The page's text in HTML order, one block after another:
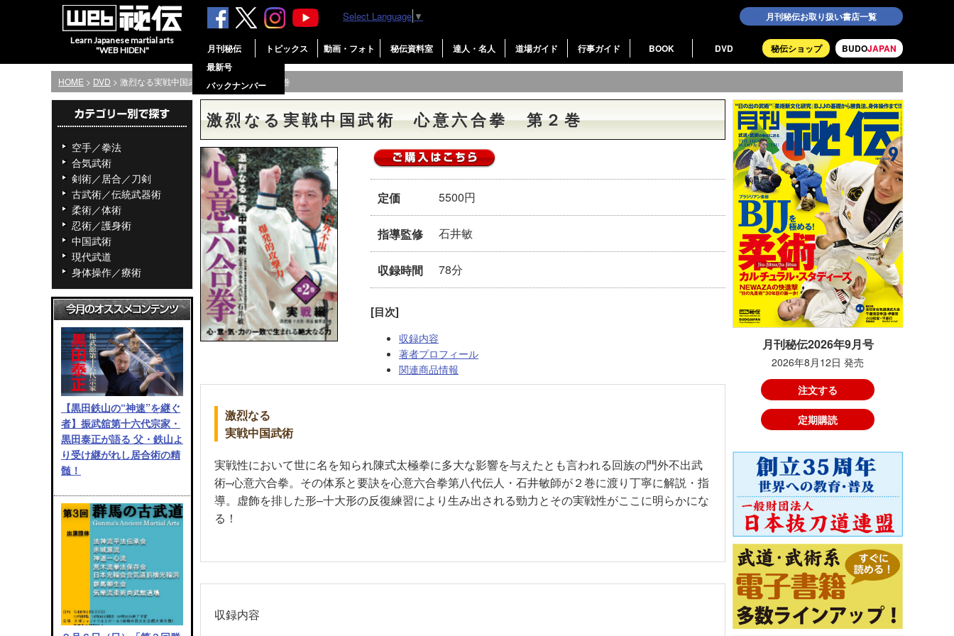
Learn Japanese martial arts
"WEB HIDEN"
月刊秘伝お取り扱い書店一覧
BUDOJAPAN
秘伝ショップ
月刊秘伝
最新号
バックナンバー
トピックス 動画・フォト 秘伝資料室 達人・名人 道場ガイド 行事ガイド BOOK DVD
Select Language ▼
HOME > DVD > 激烈なる実戦中国武術 心意六合拳 第２巻
空手／拳法
合気武術
剣術／居合／刀剣
古武術／伝統武器術
柔術／体術
忍術／護身術
中国武術
現代武道
身体操作／療術
【黒田鉄山の“神速”を継ぐ
者】振武舘第十六代宗家・
黒田泰正が語る 父・鉄山よ
り受け継がれし居合術の精
髄！
激烈なる実戦中国武術 心意六合拳 第２巻
定価 5500円
指導監修 石井敏
収録時間 78分
[目次]
収録内容
著者プロフィール
関連商品情報
激烈なる
実戦中国武術
実戦性において世に名を知られ陳式太極拳に多大な影響を与えたとも言われる回族の門外不出武
術–心意六合拳。その体系と要訣を心意六合拳第八代伝人・石井敏師が２巻に渡り丁寧に解説・指
導。虚飾を排した形–十大形の反復練習により生み出される勁力とその実戦性がここに明らかにな
る！
収録内容
月刊秘伝2026年9月号
2026年8月12日 発売
注文する
定期購読